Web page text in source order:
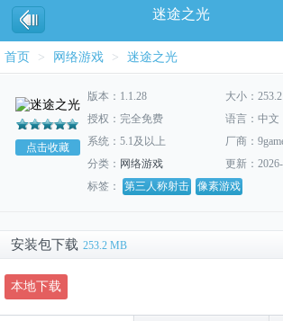
迷途之光
首页 > 网络游戏 > 迷途之光
点击收藏
版本：1.1.28
大小：
授权：完全免费
语言：中文
系统：5.1及以上
厂商：
分类： 网络游戏
更新：
标签：
第三人称射击 像素游戏
安装包下载 253.2 MB
本地下载